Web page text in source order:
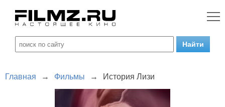
Главная → Фильмы → История Лизи